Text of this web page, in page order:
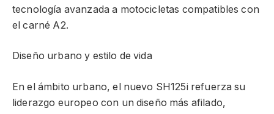
tecnología avanzada a motocicletas compatibles con
el carné A2.
Diseño urbano y estilo de vida
En el ámbito urbano, el nuevo SH125i refuerza su
liderazgo europeo con un diseño más afilado,